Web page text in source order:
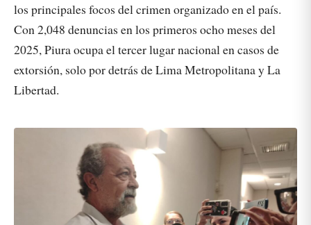
los principales focos del crimen organizado en el país.
Con 2,048 denuncias en los primeros ocho meses del
2025, Piura ocupa el tercer lugar nacional en casos de
extorsión, solo por detrás de Lima Metropolitana y La
Libertad.